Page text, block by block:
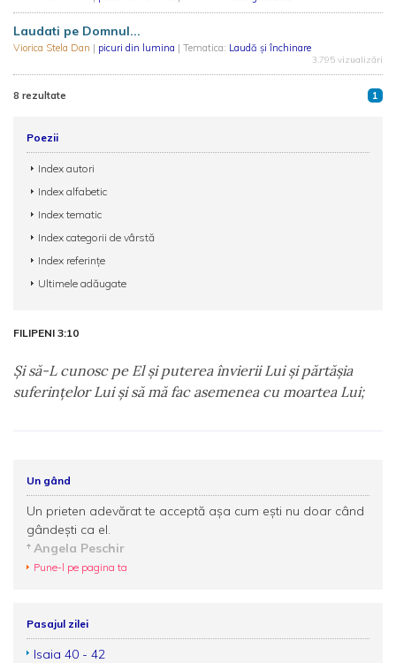
Laudati pe Domnul...
Viorica Stela Dan | picuri din lumina | Tematica: Laudă și închinare
3.795 vizualizări
8 rezultate 1
Poezii
Index autori
Index alfabetic
Index tematic
Index categorii de vârstă
Index referințe
Ultimele adăugate
FILIPENI 3:10
Şi să-L cunosc pe El şi puterea învierii Lui şi părtăşia
suferinţelor Lui şi să mă fac asemenea cu moartea Lui;
Un gând
Un prieten adevărat te acceptă aşa cum eşti nu doar când
gândeşti ca el.
Angela Peschir
Pune-l pe pagina ta
Pasajul zilei
Isaia 40 - 42